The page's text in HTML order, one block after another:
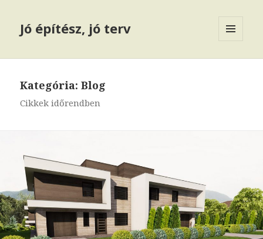
Jó építész, jó terv
Kategória: Blog
Cikkek időrendben